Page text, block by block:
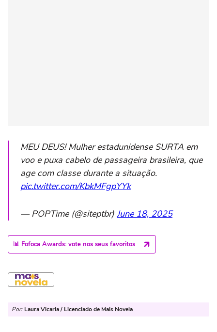
MEU DEUS! Mulher estadunidense SURTA em
voo e puxa cabelo de passageira brasileira, que
age com classe durante a situação.
pic.twitter.com/KbkMFgpYYk
— POPTime (@siteptbr) June 18, 2025
📊 Fofoca Awards: vote nos seus favoritos
Por: Laura Vicaria / Licenciado de Mais Novela